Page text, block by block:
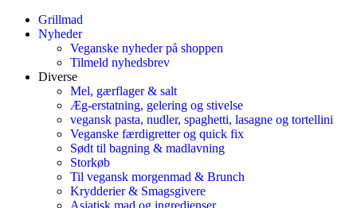
Grillmad
Nyheder
Veganske nyheder på shoppen
Tilmeld nyhedsbrev
Diverse
Mel, gærflager & salt
Æg-erstatning, gelering og stivelse
vegansk pasta, nudler, spaghetti, lasagne og tortellini
Veganske færdigretter og quick fix
Sødt til bagning & madlavning
Storkøb
Til vegansk morgenmad & Brunch
Krydderier & Smagsgivere
Asiatisk mad og ingredienser